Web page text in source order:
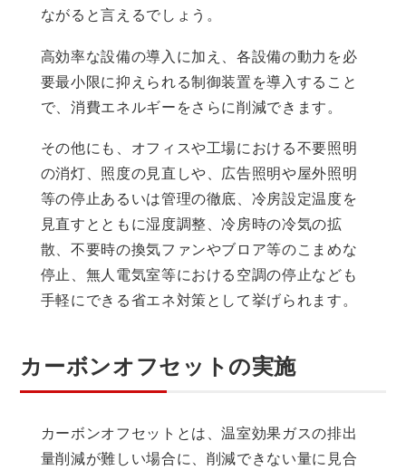
ながると言えるでしょう。
高効率な設備の導入に加え、各設備の動力を必
要最小限に抑えられる制御装置を導入すること
で、消費エネルギーをさらに削減できます。
その他にも、オフィスや工場における不要照明
の消灯、照度の見直しや、広告照明や屋外照明
等の停止あるいは管理の徹底、冷房設定温度を
見直すとともに湿度調整、冷房時の冷気の拡
散、不要時の換気ファンやブロア等のこまめな
停止、無人電気室等における空調の停止なども
手軽にできる省エネ対策として挙げられます。
カーボンオフセットの実施
カーボンオフセットとは、温室効果ガスの排出
量削減が難しい場合に、削減できない量に見合